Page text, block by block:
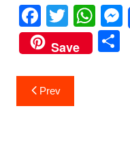
F
a
c
e
b
T
w
itt
er
W
h
at
Save
S
Post
navigation
Prev